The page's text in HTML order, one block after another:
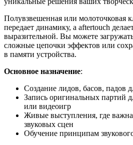
Полувзвешенная или молоточковая
передает динамику, а aftertouch
выразительной. Вы можете
сложные цепочки эффектов или
в памяти устройства.
Основное назначение:
Создание лидов, басов, падов
Запись оригинальных партий
или видеоигр
Живые выступления, где
звуковых сцен
Обучение принципам